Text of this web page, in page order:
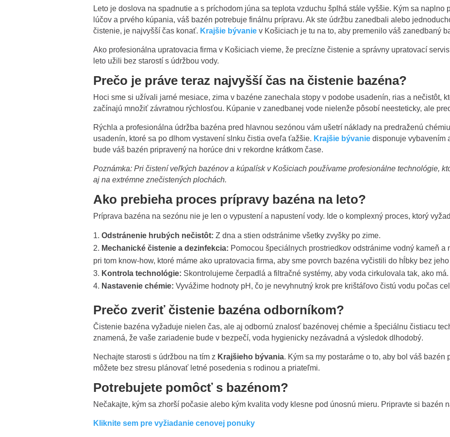
Leto je doslova na spadnutie a s príchodom júna sa teplota vzduchu šplhá stále vyššie. Kým sa naplno
lúčov a prvého kúpania, váš bazén potrebuje finálnu prípravu. Ak ste údržbu zanedbali alebo
čistenie, je najvyšší čas konať. Krajšie bývanie v Košiciach je tu na to, aby premenilo váš zanedbaný
Ako profesionálna upratovacia firma v Košiciach vieme, že precízne čistenie a správny upratovací
leto užili bez starostí s údržbou vody.
Prečo je práve teraz najvyšší čas na čistenie bazéna?
Hoci sme si užívali jarné mesiace, zima v bazéne zanechala stopy v podobe usadenín, rias a nečistôt,
začínajú množiť závratnou rýchlosťou. Kúpanie v zanedbanej vode nielenže pôsobí neesteticky, ale
Rýchla a profesionálna údržba bazéna pred hlavnou sezónou vám ušetrí náklady na predraženú
usadenín, ktoré sa po dlhom vystavení slnku čistia oveľa ťažšie. Krajšie bývanie disponuje vybavením
bude váš bazén pripravený na horúce dni v rekordne krátkom čase.
Poznámka: Pri čistení veľkých bazénov a kúpalísk v Košiciach používame profesionálne technológie,
aj na extrémne znečistených plochách.
Ako prebieha proces prípravy bazéna na leto?
Príprava bazéna na sezónu nie je len o vypustení a napustení vody. Ide o komplexný proces, ktorý
Odstránenie hrubých nečistôt: Z dna a stien odstránime všetky zvyšky po zime.
Mechanické čistenie a dezinfekcia: Pomocou špeciálnych prostriedkov odstránime vodný kameň a
pri tom know-how, ktoré máme ako upratovacia firma, aby sme povrch bazéna vyčistili do hĺbky bez
Kontrola technológie: Skontrolujeme čerpadlá a filtračné systémy, aby voda cirkulovala tak, ako má.
Nastavenie chémie: Vyvážime hodnoty pH, čo je nevyhnutný krok pre krištáľovo čistú vodu počas
Prečo zveriť čistenie bazéna odborníkom?
Čistenie bazéna vyžaduje nielen čas, ale aj odbornú znalosť bazénovej chémie a špeciálnu čistiacu
znamená, že vaše zariadenie bude v bezpečí, voda hygienicky nezávadná a výsledok dlhodobý.
Nechajte starosti s údržbou na tím z Krajšieho bývania. Kým sa my postaráme o to, aby bol váš bazén
môžete bez stresu plánovať letné posedenia s rodinou a priateľmi.
Potrebujete pomôcť s bazénom?
Nečakajte, kým sa zhorší počasie alebo kým kvalita vody klesne pod únosnú mieru. Pripravte si bazén
Kliknite sem pre vyžiadanie cenovej ponuky